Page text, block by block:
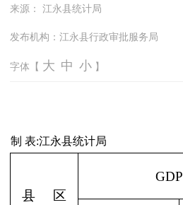
来源： 江永县统计局
发布机构： 江永县行政审批服务局
字体【 大 中 小 】
制 表:江永县统计局
县 区
GDP